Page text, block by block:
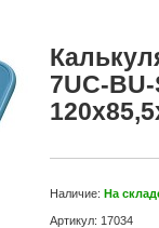
7UC-
Наличие: На
Артикул: 17034